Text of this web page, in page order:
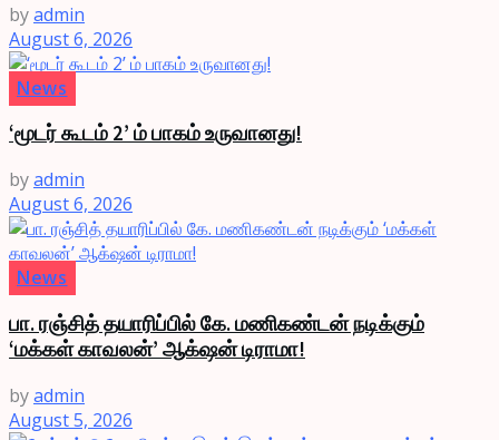
byadmin
August 6, 2026
News
‘மூடர் கூடம் 2’ ம் பாகம் உருவானது!
byadmin
August 6, 2026
News
பா. ரஞ்சித் தயாரிப்பில் கே. மணிகண்டன் நடிக்கும்
‘மக்கள் காவலன்’ ஆக்‌ஷன் டிராமா!
byadmin
August 5, 2026